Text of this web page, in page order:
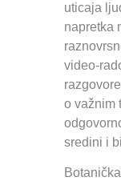
uticaja
napretka
video-
o važnim
sredini i